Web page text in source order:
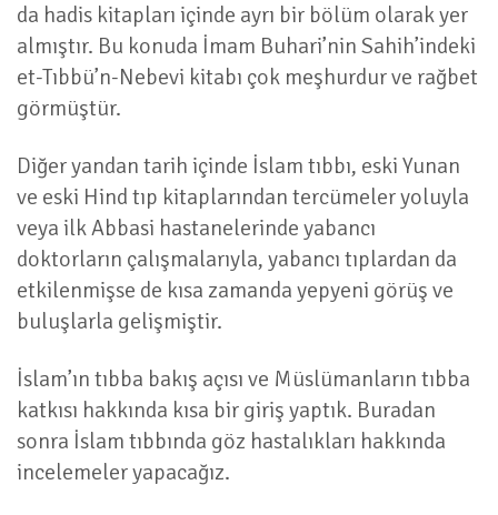
da hadis kitapları içinde ayrı bir bölüm olarak yer
almıştır. Bu konuda İmam Buhari’nin Sahih’indeki
et-Tıbbü’n-Nebevi kitabı çok meşhurdur ve rağbet
görmüştür.
Diğer yandan tarih içinde İslam tıbbı, eski Yunan
ve eski Hind tıp kitaplarından tercümeler yoluyla
veya ilk Abbasi hastanelerinde yabancı
doktorların çalışmalarıyla, yabancı tıplardan da
etkilenmişse de kısa zamanda yepyeni görüş ve
buluşlarla gelişmiştir.
İslam’ın tıbba bakış açısı ve Müslümanların tıbba
katkısı hakkında kısa bir giriş yaptık. Buradan
sonra İslam tıbbında göz hastalıkları hakkında
incelemeler yapacağız.